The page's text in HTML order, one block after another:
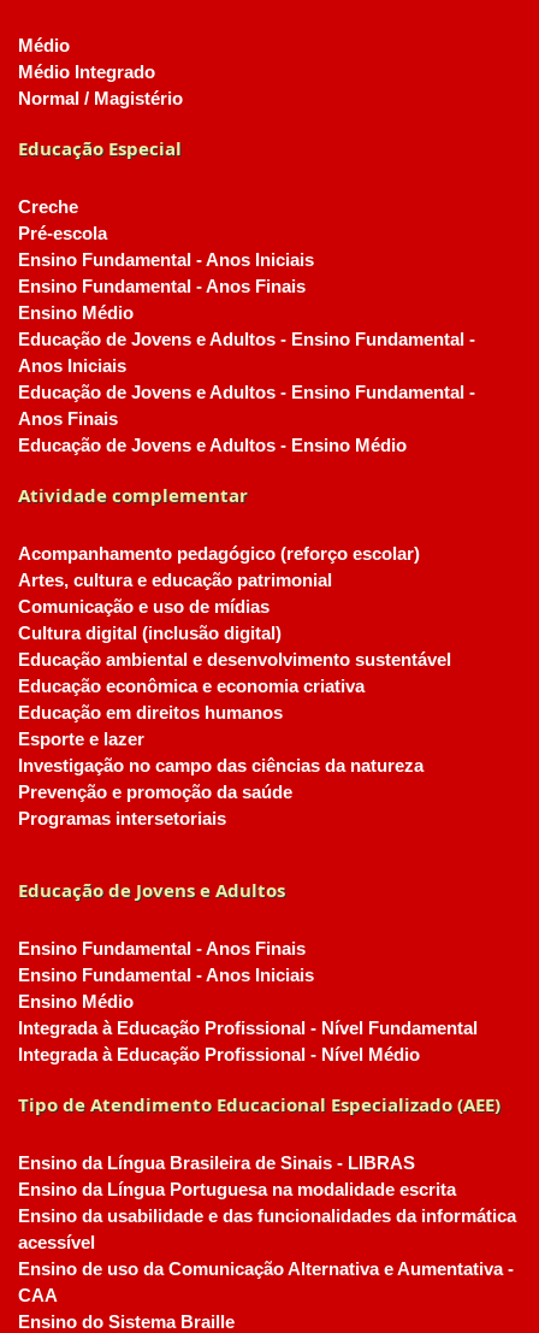
Médio
Médio Integrado
Normal / Magistério
Educação Especial
Creche
Pré-escola
Ensino Fundamental - Anos Iniciais
Ensino Fundamental - Anos Finais
Ensino Médio
Educação de Jovens e Adultos - Ensino Fundamental -
Anos Iniciais
Educação de Jovens e Adultos - Ensino Fundamental -
Anos Finais
Educação de Jovens e Adultos - Ensino Médio
Atividade complementar
Acompanhamento pedagógico (reforço escolar)
Artes, cultura e educação patrimonial
Comunicação e uso de mídias
Cultura digital (inclusão digital)
Educação ambiental e desenvolvimento sustentável
Educação econômica e economia criativa
Educação em direitos humanos
Esporte e lazer
Investigação no campo das ciências da natureza
Prevenção e promoção da saúde
Programas intersetoriais
Educação de Jovens e Adultos
Ensino Fundamental - Anos Finais
Ensino Fundamental - Anos Iniciais
Ensino Médio
Integrada à Educação Profissional - Nível Fundamental
Integrada à Educação Profissional - Nível Médio
Tipo de Atendimento Educacional Especializado (AEE)
Ensino da Língua Brasileira de Sinais - LIBRAS
Ensino da Língua Portuguesa na modalidade escrita
Ensino da usabilidade e das funcionalidades da informática
acessível
Ensino de uso da Comunicação Alternativa e Aumentativa -
CAA
Ensino do Sistema Braille